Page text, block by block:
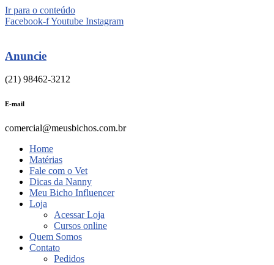
Ir para o conteúdo
Facebook-fYoutube Instagram
Anuncie
(21) 98462-3212
E-mail
comercial@meusbichos.com.br
Home
Matérias
Fale com o Vet
Dicas da Nanny
Meu Bicho Influencer
Loja
Acessar Loja
Cursos online
Quem Somos
Contato
Pedidos